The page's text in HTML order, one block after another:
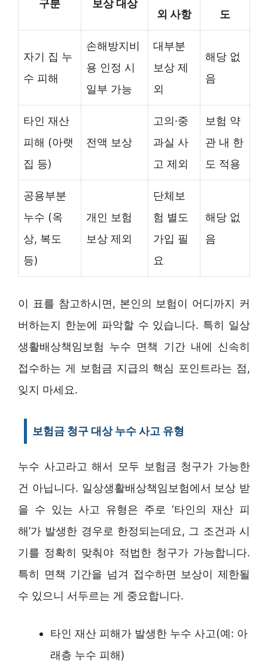
구분
보상 대상
외 사항
도
자기 집 누
수 피해
손해방지비
용 인정 시
일부 가능
대부분
보상 제
외
해당 없
음
타인 재산
피해 (아랫
집 등)
전액 보상
고의·중
과실 사
고 제외
보험 약
관 내 한
도 적용
공용부분
누수 (옥
상, 복도
등)
개인 보험
보상 제외
단체보
험 별도
가입 필
요
해당 없
음
이 표를 참고하시면, 본인의 보험이 어디까지 커
버하는지 한눈에 파악할 수 있습니다. 특히 일상
생활배상책임보험 누수 면책 기간 내에 신속히
접수하는 게 보험금 지급의 핵심 포인트라는 점,
잊지 마세요.
보험금 청구 대상 누수 사고 유형
누수 사고라고 해서 모두 보험금 청구가 가능한
건 아닙니다. 일상생활배상책임보험에서 보상 받
을 수 있는 사고 유형은 주로 ‘타인의 재산 피
해’가 발생한 경우로 한정되는데요, 그 조건과 시
기를 정확히 맞춰야 적법한 청구가 가능합니다.
특히 면책 기간을 넘겨 접수하면 보상이 제한될
수 있으니 서두르는 게 중요합니다.
타인 재산 피해가 발생한 누수 사고(예: 아
래층 누수 피해)